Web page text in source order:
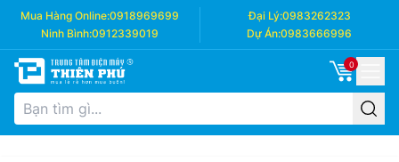
Mua Hàng Online:0918969699 Đại Lý:0983262323
Ninh Bình:0912339019 Dự Án:0983666996
0